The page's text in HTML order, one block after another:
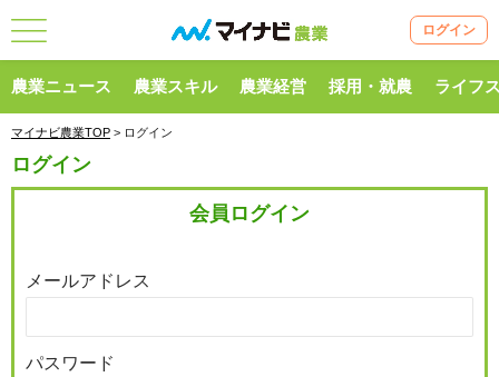
ログイン
農業ニュース 農業スキル 農業経営 採用・就農 ライフ
マイナビ農業TOP > ログイン
ログイン
会員ログイン
メールアドレス
パスワード